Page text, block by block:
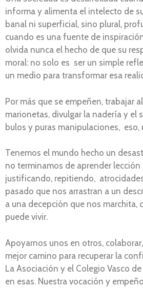
informa y alimenta el intelecto de
banal ni superficial, sino plural,
cuando es una fuente de
olvida nunca el hecho de que su
moral: no solo es ser un simple
un medio para transformar esa
Por más que se empeñen, trabajar
marionetas, divulgar la nadería y el
bulos y puras manipulaciones, eso,
Tenemos el mundo hecho un
no terminamos de aprender
justificando, repitiendo,
pasado que nos arrastran a un
a una decepción que nos marchita,
puede vivir.
Apoyarnos unos en otros,
mejor camino para recuperar la
La Asociación y el Colegio Vasco
en esas. Nuestra vocación y